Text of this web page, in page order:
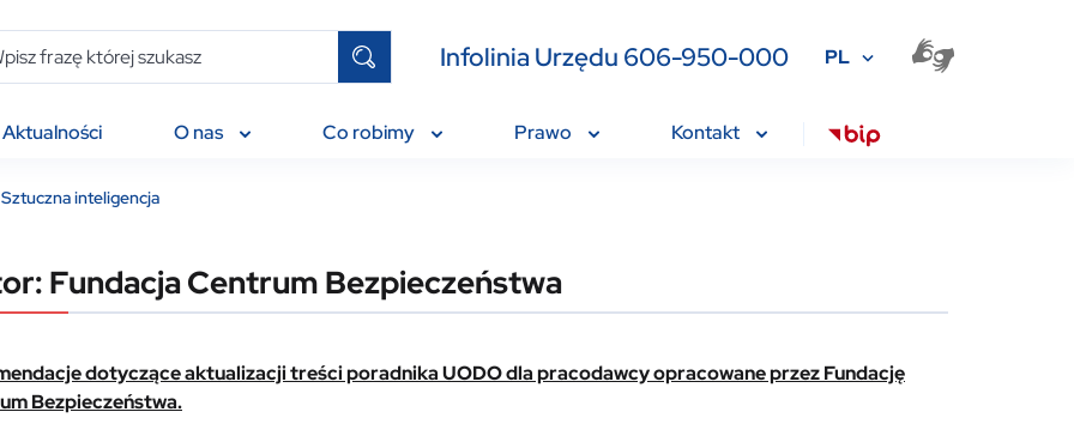
Infolinia Urzędu 606-950-000 PL
Aktualności O nas Co robimy Prawo Kontakt
Sztuczna inteligencja
Fundacja Centrum Bezpieczeństwa
dotyczące aktualizacji treści poradnika UODO dla pracodawcy opracowane przez Fundację
Bezpieczeństwa.